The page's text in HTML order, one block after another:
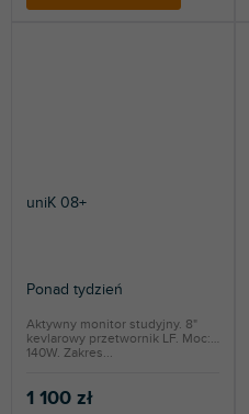
uniK 08+
Ponad tydzień
1 100 zł
Aktywny monitor studyjny. 8"
kevlarowy przetwornik LF. Moc:
140W. Zakres...